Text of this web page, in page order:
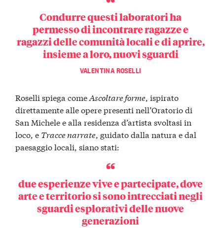
Condurre questi laboratori ha
permesso di incontrare ragazze e
ragazzi delle comunità locali e di aprire,
insieme a loro, nuovi sguardi
VALENTINA ROSELLI
Roselli spiega comeAscoltare forme, ispirato
direttamente alle opere presenti nell’Oratorio di
San Michele e alla residenza d’artista svoltasi in
loco, e Tracce narrate, guidato dalla natura e dal
paesaggio locali, siano stati:
due esperienze vive e partecipate, dove
arte e territorio si sono intrecciati negli
sguardi esplorativi delle nuove
generazioni